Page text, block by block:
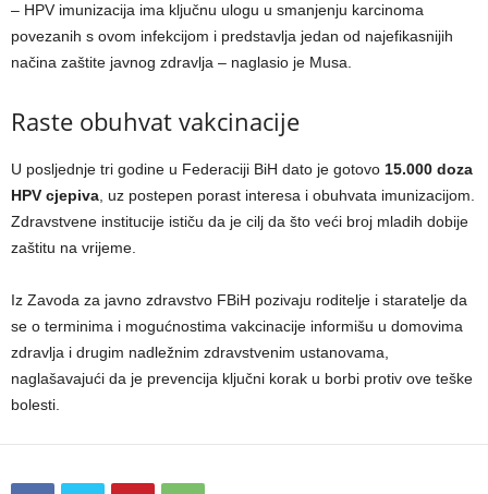
– HPV imunizacija ima ključnu ulogu u smanjenju karcinoma
povezanih s ovom infekcijom i predstavlja jedan od najefikasnijih
načina zaštite javnog zdravlja – naglasio je Musa.
Raste obuhvat vakcinacije
U posljednje tri godine u Federaciji BiH dato je gotovo 15.000 doza
HPV cjepiva , uz postepen porast interesa i obuhvata imunizacijom.
Zdravstvene institucije ističu da je cilj da što veći broj mladih dobije
zaštitu na vrijeme.
Iz Zavoda za javno zdravstvo FBiH pozivaju roditelje i staratelje da
se o terminima i mogućnostima vakcinacije informišu u domovima
zdravlja i drugim nadležnim zdravstvenim ustanovama,
naglašavajući da je prevencija ključni korak u borbi protiv ove teške
bolesti.